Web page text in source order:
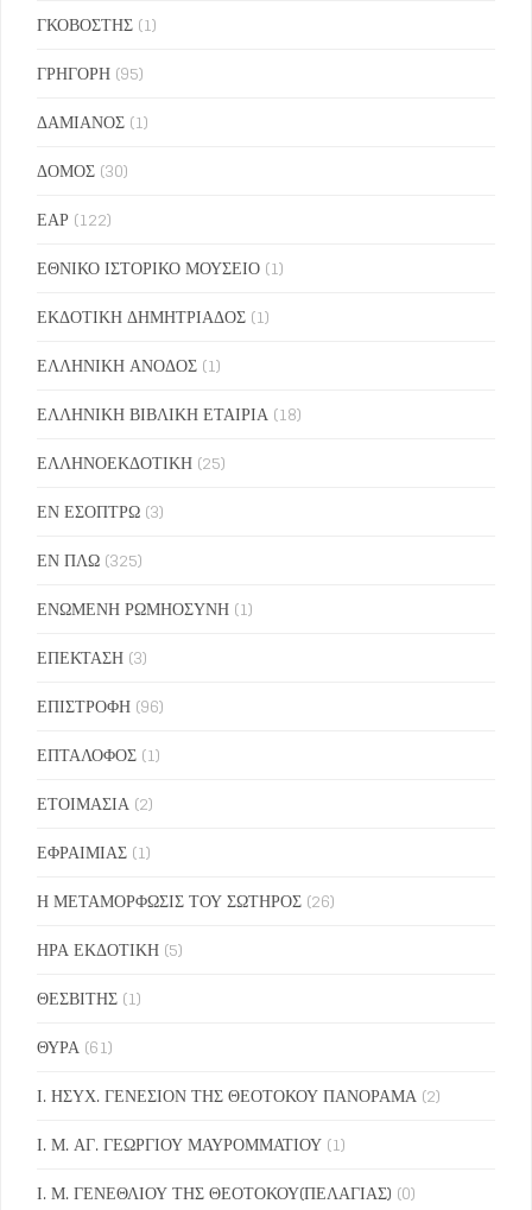
ΓΚΟΒΟΣΤΗΣ (1)
ΓΡΗΓΟΡΗ (95)
ΔΑΜΙΑΝΟΣ (1)
ΔΟΜΟΣ (30)
ΕΑΡ (122)
ΕΘΝΙΚΟ ΙΣΤΟΡΙΚΟ ΜΟΥΣΕΙΟ (1)
ΕΚΔΟΤΙΚΗ ΔΗΜΗΤΡΙΑΔΟΣ (1)
ΕΛΛΗΝΙΚΗ ΑΝΟΔΟΣ (1)
ΕΛΛΗΝΙΚΗ ΒΙΒΛΙΚΗ ΕΤΑΙΡΙΑ (18)
ΕΛΛΗΝΟΕΚΔΟΤΙΚΗ (25)
ΕΝ ΕΣΟΠΤΡΩ (3)
ΕΝ ΠΛΩ (325)
ΕΝΩΜΕΝΗ ΡΩΜΗΟΣΥΝΗ (1)
ΕΠΕΚΤΑΣΗ (3)
ΕΠΙΣΤΡΟΦΗ (96)
ΕΠΤΑΛΟΦΟΣ (1)
ΕΤΟΙΜΑΣΙΑ (2)
ΕΦΡΑΙΜΙΑΣ (1)
Η ΜΕΤΑΜΟΡΦΩΣΙΣ ΤΟΥ ΣΩΤΗΡΟΣ (26)
ΗΡΑ ΕΚΔΟΤΙΚΗ (5)
ΘΕΣΒΙΤΗΣ (1)
ΘΥΡΑ (61)
Ι. ΗΣΥΧ. ΓΕΝΕΣΙΟΝ ΤΗΣ ΘΕΟΤΟΚΟΥ ΠΑΝΟΡΑΜΑ (2)
Ι. Μ. ΑΓ. ΓΕΩΡΓΙΟΥ ΜΑΥΡΟΜΜΑΤΙΟΥ (1)
Ι. Μ. ΓΕΝΕΘΛΙΟΥ ΤΗΣ ΘΕΟΤΟΚΟΥ(ΠΕΛΑΓΙΑΣ) (0)